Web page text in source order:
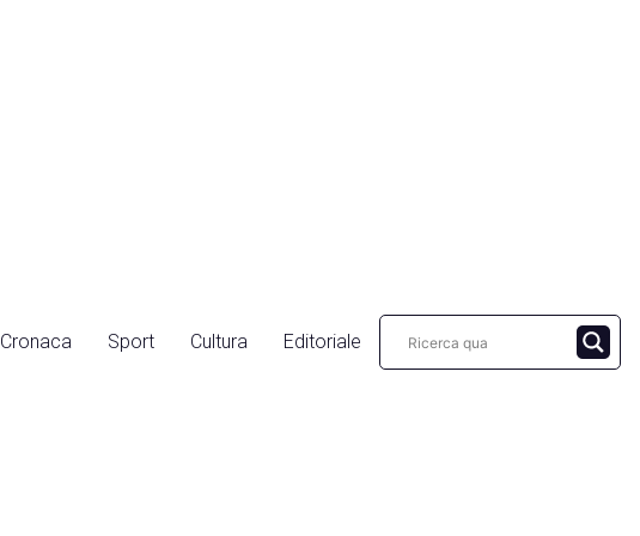
Cronaca Sport Cultura Editoriale